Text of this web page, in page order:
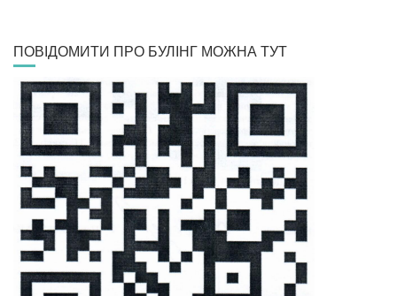
ПОВІДОМИТИ ПРО БУЛІНГ МОЖНА ТУТ